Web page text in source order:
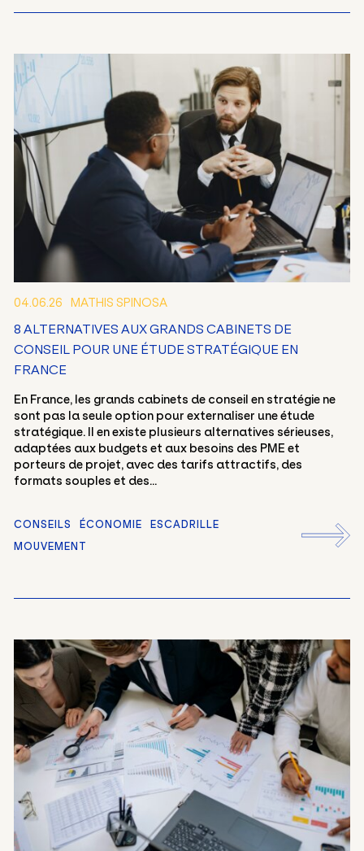
04.06.26 MATHIS SPINOSA
8 ALTERNATIVES AUX GRANDS CABINETS DE
CONSEIL POUR UNE ÉTUDE STRATÉGIQUE EN
FRANCE
En France, les grands cabinets de conseil en stratégie ne
sont pas la seule option pour externaliser une étude
stratégique. Il en existe plusieurs alternatives sérieuses,
adaptées aux budgets et aux besoins des PME et
porteurs de projet, avec des tarifs attractifs, des
formats souples et des...
CONSEILS ÉCONOMIE
ESCADRILLE
MOUVEMENT